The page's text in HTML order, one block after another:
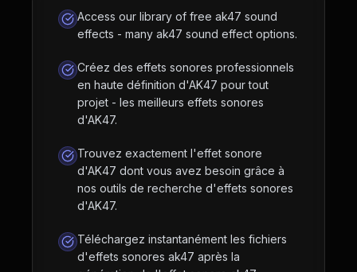
Access our library of free ak47 sound
effects - many ak47 sound effect options.
Créez des effets sonores professionnels
en haute définition d'AK47 pour tout
projet - les meilleurs effets sonores
d'AK47.
Trouvez exactement l'effet sonore
d'AK47 dont vous avez besoin grâce à
nos outils de recherche d'effets sonores
d'AK47.
Téléchargez instantanément les fichiers
d'effets sonores ak47 après la